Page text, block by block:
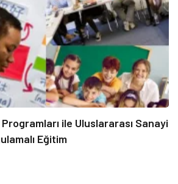
ile Uluslararası Sanayi
Eğitim